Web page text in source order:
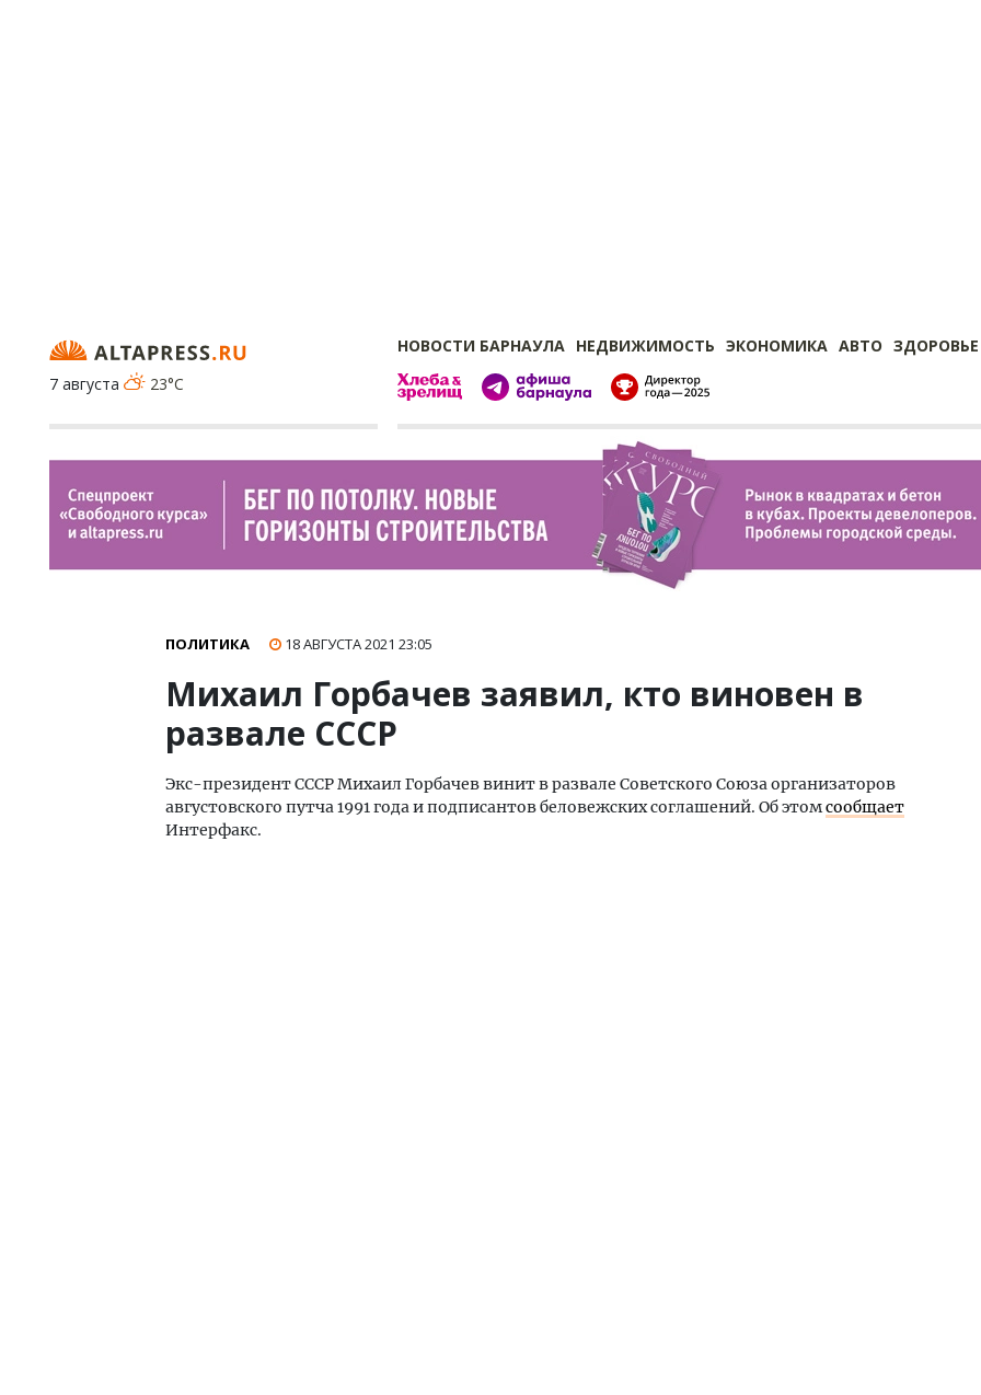
НОВОСТИ БАРНАУЛА НЕДВИЖИМОСТЬ ЭКОНОМИКА АВТО ЗДОРОВЬЕ
7 августа
23°C
ПОЛИТИКА 18 АВГУСТА 2021 23:05
Михаил Горбачев заявил, кто виновен в
развале СССР
Экс-президент СССР Михаил Горбачев винит в развале Советского Союза организаторов
августовского путча 1991 года и подписантов беловежских соглашений. Об этомсообщает
Интерфакс.